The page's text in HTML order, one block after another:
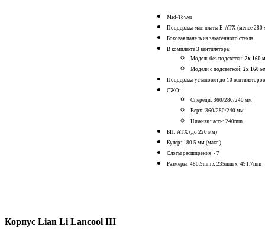
Mid-Tower
Поддержка мат. платы E-ATX (менее
Боковая панель из закаленного стекла
В комплекте 3 вентилятора:
Модель без подсветки: 2x 160
Модели с подсветкой: 2x 160
Поддержка установки до 10 вентиляторов
СЖО:
Спереди: 360/280/240 мм
Верх: 360/280/240 мм
Нижняя часть: 240mm
БП: ATX (до 220 мм)
Кулер: 180.5 мм (макс.)
Слоты расширения - 7
Размеры: 480.9mm x 235mm x 491.7mm
Корпус Lian Li Lancool III